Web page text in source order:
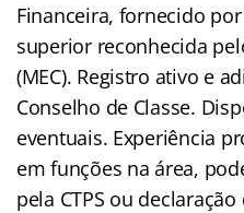
Financeira, fornecido
superior reconhecida
(MEC). Registro ativo e
Conselho de Classe.
eventuais. Experiência
em funções na área,
pela CTPS ou